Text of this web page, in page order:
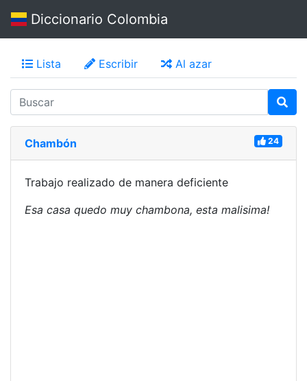
Diccionario Colombia
Lista Escribir Al azar
Chambón 24
Trabajo realizado de manera deficiente
Esa casa quedo muy chambona, esta malisima!